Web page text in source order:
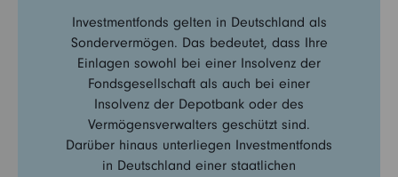
Investmentfonds gelten in Deutschland als
Sondervermögen. Das bedeutet, dass Ihre
Einlagen sowohl bei einer Insolvenz der
Fondsgesellschaft als auch bei einer
Insolvenz der Depotbank oder des
Vermögensverwalters geschützt sind.
Darüber hinaus unterliegen Investmentfonds
in Deutschland einer staatlichen